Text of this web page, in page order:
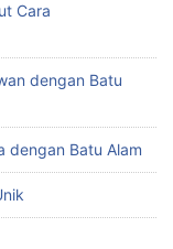
Cara
dengan Batu
dengan Batu Alam